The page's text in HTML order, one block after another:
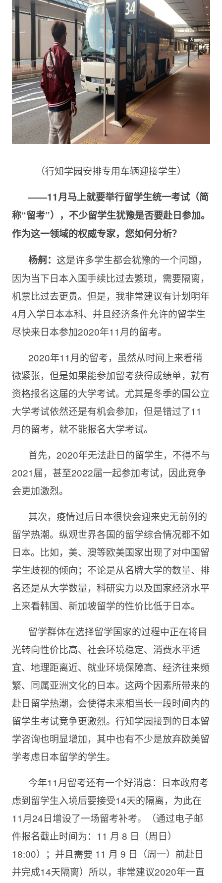
（行知学园安排专用车辆迎接学生）
——11月马上就要举行留学生统一考试（简
称“留考”），不少留学生犹豫是否要赴日参加。
作为这一领域的权威专家，您如何分析？
杨舸： 这是许多学生都会犹豫的一个问题，
因为当下日本入国手续比过去繁琐，需要隔离，
机票比过去更贵。但是，我非常建议有计划明年
4月入学日本本科、并且经济条件允许的留学生
尽快来日本参加2020年11月的留考。
2020年11月的留考，虽然从时间上来看稍
微紧张，但是如果能参加留考获得成绩单，就有
资格报名这届的大学考试。尤其是冬季的国公立
大学考试依然还是有机会参加，但是错过了11
月的留考，就不能报名大学考试。
首先，2020年无法赴日的留学生，不得不与
2021届，甚至2022届一起参加考试，因此竞争
会更加激烈。
其次，疫情过后日本很快会迎来史无前例的
留学热潮。纵观世界各国的留学综合情况都不如
日本。比如，美、澳等欧美国家出现了对中国留
学生歧视的倾向；不论是从名牌大学的数量、排
名还是从大学数量，科研实力以及国家经济水平
上来看韩国、新加坡留学的性价比低于日本。
留学群体在选择留学国家的过程中正在将目
光转向性价比高、社会环境稳定、消费水平适
宜、地理距离近、就业环境保障高、经济往来频
繁、同属亚洲文化的日本。这两个因素所带来的
赴日留学热潮，会使得未来相当长一段时间内的
留学生考试竞争更激烈。行知学园接到的日本留
学咨询也明显增加，其中也有不少是放弃欧美留
学考虑日本留学的学生。
今年11月留考还有一个好消息：日本政府考
虑到留学生入境后要接受14天的隔离，为此在
11月24日增设了一场留考补考。（通过电子邮
件报名截止时间为：11 月 8 日（周日）
18:00）；并且需要 11 月 9 日（周一）前赴日
并完成14天隔离）所以，非常建议2020年一直